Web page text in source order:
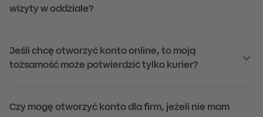
wizyty w oddziale?
Jeśli chcę otworzyć konto online, to moją
tożsamość może potwierdzić tylko kurier?
Czy mogę otworzyć konto dla firm, jeżeli nie mam